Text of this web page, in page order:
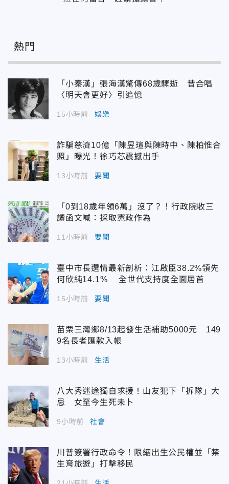
熱門
「小秦漢」張海漢驚傳68歲驟逝 昔合唱
〈明天會更好〉引追憶
15小時前 娛樂
詐騙慈濟10億「陳昱瑄與陳時中、陳柏惟合
照」曝光！徐巧芯震撼出手
13小時前 要聞
「0到18歲年領6萬」沒了？！行政院收三
讀函文喊：採取憲政作為
11小時前 要聞
臺中市長選情最新剖析：江啟臣38.2%領先
何欣純14.1% 全世代支持度全面居首
15小時前 要聞
苗栗三灣鄉8/13起發生活補助5000元 149
9名長者匯款入帳
13小時前 生活
八大秀迷途獨自求援！山友犯下「拆隊」大
忌 女至今生死未卜
9小時前 社會
川普簽署行政命令！限縮出生公民權並「禁
生育旅遊」打擊移民